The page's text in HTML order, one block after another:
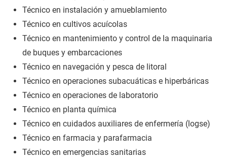
Técnico en instalación y amueblamiento
Técnico en cultivos acuícolas
Técnico en mantenimiento y control de la maquinaria
de buques y embarcaciones
Técnico en navegación y pesca de litoral
Técnico en operaciones subacuáticas e hiperbáricas
Técnico en operaciones de laboratorio
Técnico en planta química
Técnico en cuidados auxiliares de enfermería (logse)
Técnico en farmacia y parafarmacia
Técnico en emergencias sanitarias